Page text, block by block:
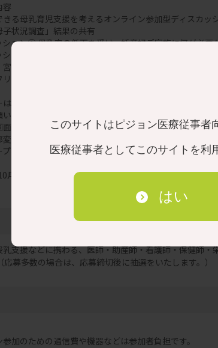
きる母乳育児支援を考えるオンライン参加型ディスカッ
子状況調査」結果の共有
ション① 母乳率の低下を受け、妊産婦ご家族に何が必要
ション② 具体的に自分がどうしたいか、何ができるか考
宮下先生より総括コメント
リートーク30分（加部先生と宮下先生による授乳支援
、グループワークを中心とした進行を予定しています
させていただきます。
とマイクをオンの状態で出席し、グループワークをお
更になる場合がございます。
、午後グループがありますが、同じテーマで実施しま
、ピジョン にっこり授乳期研究会調べ「授乳期母子
乳支援などに携わる、医師・助産師・看護師・保健師・
応募多数の場合は、応募締切後に抽選をいたします。）
加のための通信費や機器などは参加者負担です。
このサイトはピジョン医療従事者
医療従事者としてこのサイトを利
はい